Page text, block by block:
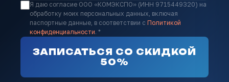
Я даю согласие ООО «КОМЭКСПО» (ИНН 9715449320) на
обработку моих персональных данных, включая
паспортные данные, в соответствии с Политикой
конфиденциальности. *
ЗАПИСАТЬСЯ СО СКИДКОЙ
50%